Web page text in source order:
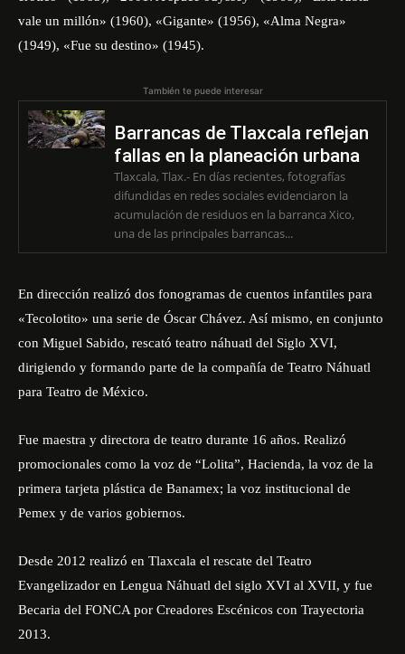
vale un millón» (1960), «Gigante» (1956), «Alma Negra»
(1949), «Fue su destino» (1945).
También te puede interesar
Barrancas de Tlaxcala reflejan
fallas en la planeación urbana
Tlaxcala, Tlax.- En días recientes, fotografías
difundidas en redes sociales evidenciaron la
acumulación de residuos en la barranca Xico,
una de las principales barrancas...
En dirección realizó dos fonogramas de cuentos infantiles para
«Tecolotito» una serie de Óscar Chávez. Así mismo, en conjunto
con Miguel Sabido, rescató teatro náhuatl del Siglo XVI,
dirigiendo y formando parte de la compañía de Teatro Náhuatl
para Teatro de México.
Fue maestra y directora de teatro durante 16 años. Realizó
promocionales como la voz de “Lolita”, Hacienda, la voz de la
primera tarjeta plástica de Banamex; la voz institucional de
Pemex y de varios gobiernos.
Desde 2012 realizó en Tlaxcala el rescate del Teatro
Evangelizador en Lengua Náhuatl del siglo XVI al XVII, y fue
Becaria del FONCA por Creadores Escénicos con Trayectoria
2013.